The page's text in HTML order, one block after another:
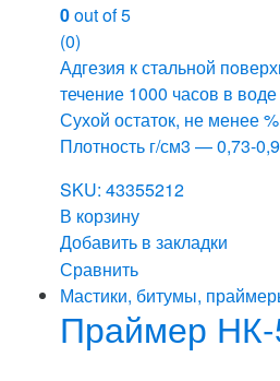
0out of 5
(0)
Адгезия к стальной
течение 1000 часов в
Сухой остаток, не менее
Плотность г/см3 — 0,73-
SKU: 43355212
В корзину
Добавить в закладки
Сравнить
Мастики, битумы,
Праймер